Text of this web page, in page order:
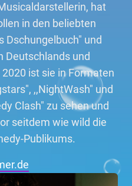
hat
in den beliebten
Dschungelbuch" und
Deutschlands und
ist sie in Formaten
,,NightWash" und
Clash" zu sehen und
seitdem wie wild die
Publikums.